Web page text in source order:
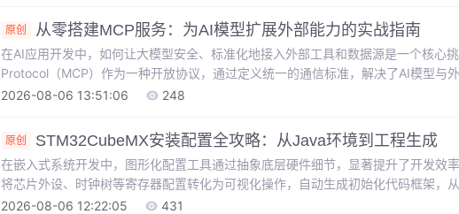
仅适用于毕业设计项目，也能为共享出行领域的创业公司提供可落地的技术参考。
原创 从零搭建MCP服务：为AI模型扩展外部能力的实战指南
在AI应用开发中，如何让大模型安全、标准化地接入外部工具和数据源是一个核心
Protocol（MCP）作为一种开放协议，通过定义统一的通信标准，解决了AI模型与
值在于将AI的能力边界从模型本身扩展到整个数字生态，实现了真正的“无限扩展”。
供结构化接口。这种设计使得开发者能够为Claude、Cu
2026-08-06 13:51:06 248
原创 STM32CubeMX安装配置全攻略：从Java环境到工程生成
在嵌入式系统开发中，图形化配置工具通过抽象底层硬件细节，显著提升了开发效
将芯片外设、时钟树等寄存器配置转化为可视化操作，自动生成初始化代码框架，
误。这一技术价值在于让开发者从繁琐的底层调试中解放出来，更专注于应用逻辑
2026-08-06 12:22:05 431